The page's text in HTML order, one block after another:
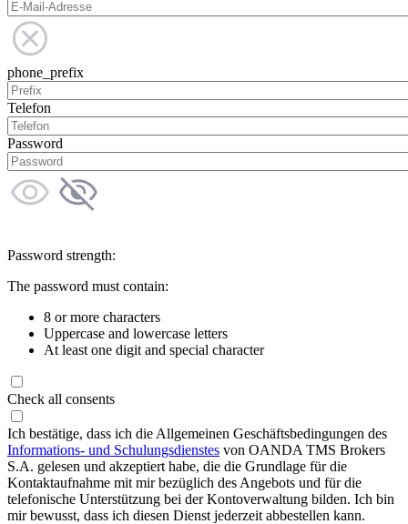
phone_prefix
Telefon
Password
Password strength:
The password must contain:
8 or more characters
Uppercase and lowercase letters
At least one digit and special character
Check all consents
Ich bestätige, dass ich die Allgemeinen Geschäftsbedingungen des
Informations- und Schulungsdienstes von OANDA TMS Brokers
S.A. gelesen und akzeptiert habe, die die Grundlage für die
Kontaktaufnahme mit mir bezüglich des Angebots und für die
telefonische Unterstützung bei der Kontoverwaltung bilden. Ich bin
mir bewusst, dass ich diesen Dienst jederzeit abbestellen kann.